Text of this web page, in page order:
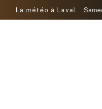
La météo à Laval